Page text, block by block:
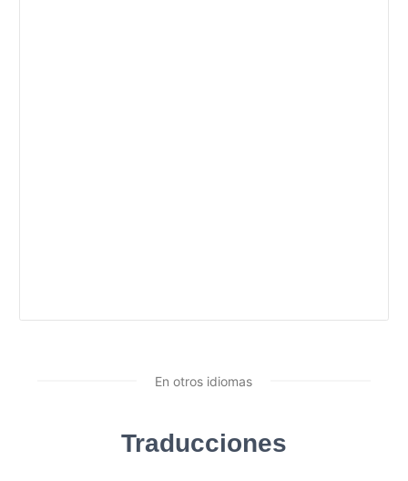
En otros idiomas
Traducciones